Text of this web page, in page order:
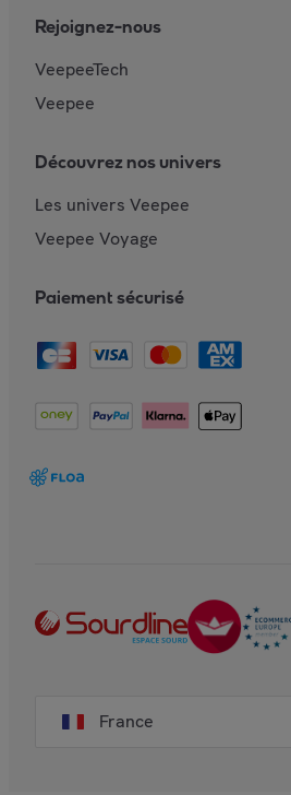
Rejoignez-nous
VeepeeTech
Veepee
Découvrez nos univers
Les univers Veepee
Veepee Voyage
Paiement sécurisé
France